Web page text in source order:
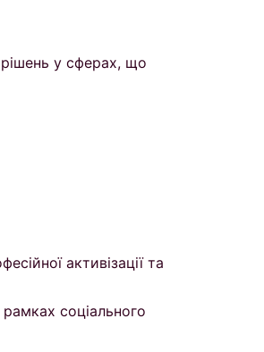
у сферах, що
активізації та
соціального